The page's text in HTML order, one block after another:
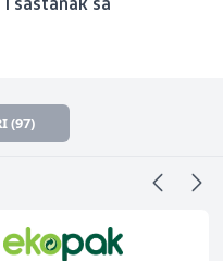
sastanak sa
(97)